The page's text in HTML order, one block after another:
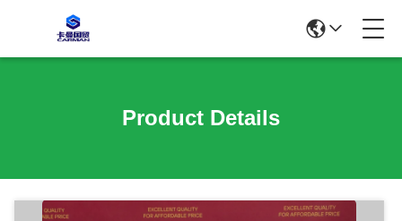
Product Details